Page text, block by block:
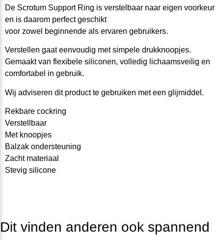
De Scrotum Support Ring is verstelbaar naar eigen voorkeur
en is daarom perfect geschikt
voor zowel beginnende als ervaren gebruikers.
Verstellen gaat eenvoudig met simpele drukknoopjes.
Gemaakt van flexibele siliconen, volledig lichaamsveilig en
comfortabel in gebruik.
Wij adviseren dit product te gebruiken met een glijmiddel.
Rekbare cockring
Verstellbaar
Met knoopjes
Balzak ondersteuning
Zacht materiaal
Stevig silicone
Dit vinden anderen ook spannend